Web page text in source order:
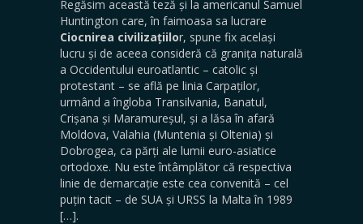
Regăsim această teză și la americanul Samuel
Huntington care, în faimoasa sa lucrare
Ciocnirea civilizațiilor, spune fix același
lucru și de aceea consideră că granița naturală
a Occidentului euroatlantic – catolic și
protestant – se află pe linia Carpaților,
urmând a îngloba Transilvania, Banatul,
Crișana și Maramureșul, și a lăsa în afară
Moldova, Valahia (Muntenia și Oltenia) și
Dobrogea, ca părți ale lumii euro-asiatice
ortodoxe. Nu este întâmplător că respectiva
linie de demarcație este cea convenită – cel
puțin tacit – de SUA și URSS la Malta în 1989
[…].